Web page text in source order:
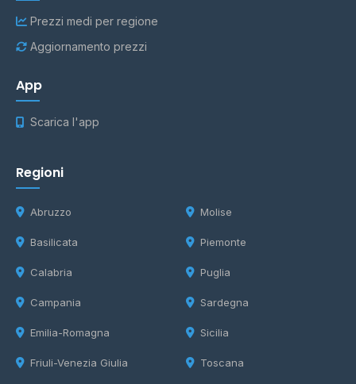
Prezzi medi per regione
Aggiornamento prezzi
App
Scarica l'app
Regioni
Abruzzo
Basilicata
Calabria
Campania
Emilia-Romagna
Friuli-Venezia Giulia
Molise
Piemonte
Puglia
Sardegna
Sicilia
Toscana